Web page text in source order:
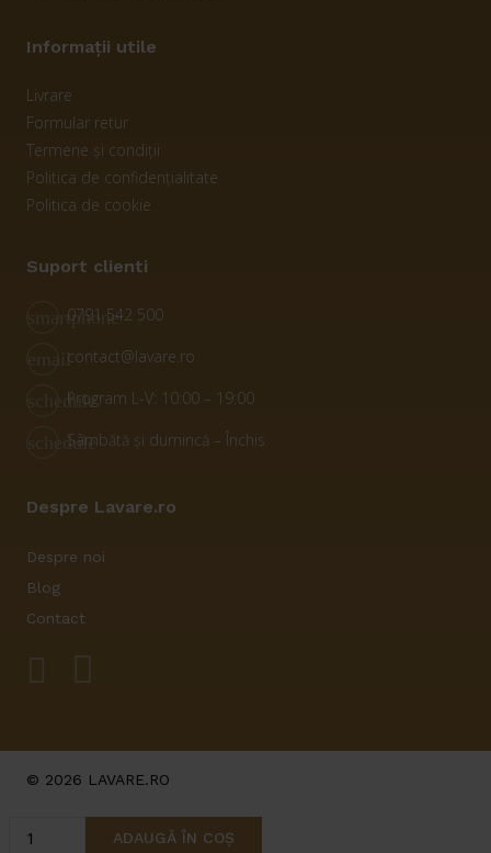
Cantitate
ADAUGĂ ÎN COȘ
Informații utile
Livrare
Formular retur
Termene și condiții
Politica de confidențialitate
Politica de cookie
Suport clienti
smartphone
0791 542 500
emailcontact@lavare.ro
scheduleProgram L-V: 10:00 – 19:00
scheduleSâmbătă și dumincă – Închis
Despre Lavare.ro
Despre noi
Blog
Contact
© 2026 LAVARE.RO